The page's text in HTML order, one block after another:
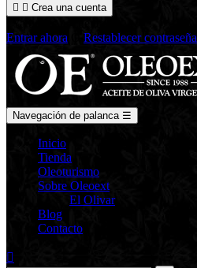
  Crea una cuenta
Entrar ahora
Restablecer contraseña
Navegación de palanca ☰
Inicio
Tienda
Oleoturismo
Sobre Oleoext
El Olivar
Blog
Contacto
